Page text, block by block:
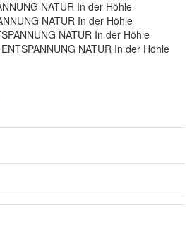
(33)
Deutscher Name: ENTSPANNUNG NATUR In der Höhle
Englischer Name: ENTSPANNUNG NATUR In der Höhle
Französischer Name: ENTSPANNUNG NATUR In der Höhle
Wissenschaftlicher Name: ENTSPANNUNG NATUR In der Höhle